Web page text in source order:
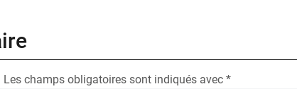
Les champs obligatoires sont indiqués avec *